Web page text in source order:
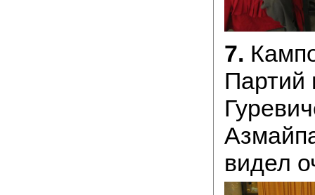
7.
Партий
видел